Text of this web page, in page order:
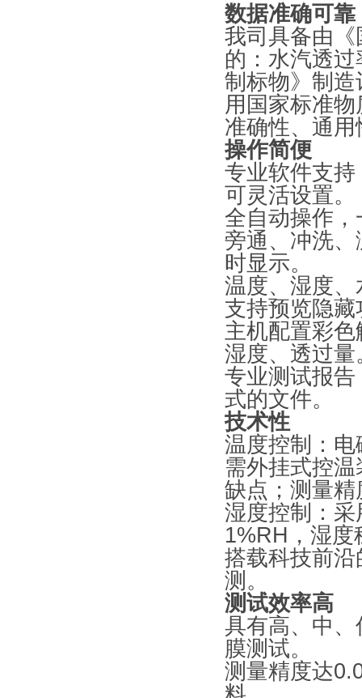
数据准确可靠
我司具备由
的：水汽透
制标物》制
用国家标准
准确性、通用
操作简便
专业软件支
可灵活设置。
全自动操作
旁通、冲洗
时显示。
温度、湿度
支持预览隐
主机配置彩
湿度、透过量
专业测试报
式的文件。
技术性
温度控制：
需外挂式控
缺点；测量
湿度控制：
1%RH，湿度
搭载科技前
测。
测试效率高
具有高、中
膜测试。
测量精度达